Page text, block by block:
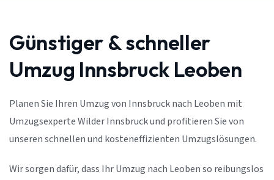
Günstiger & schneller
Umzug Innsbruck Leoben
Planen Sie Ihren Umzug von Innsbruck nach Leoben mit
Umzugsexperte Wilder Innsbruck und profitieren Sie von
unseren schnellen und kosteneffizienten Umzugslösungen.
Wir sorgen dafür, dass Ihr Umzug nach Leoben so reibungslos